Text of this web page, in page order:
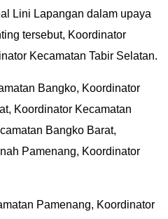
Lini Lapangan dalam upaya
tersebut, Koordinator
Kecamatan Tabir Selatan.
Bangko, Koordinator
Koordinator Kecamatan
Bangko Barat,
Pamenang, Koordinator
Pamenang, Koordinator